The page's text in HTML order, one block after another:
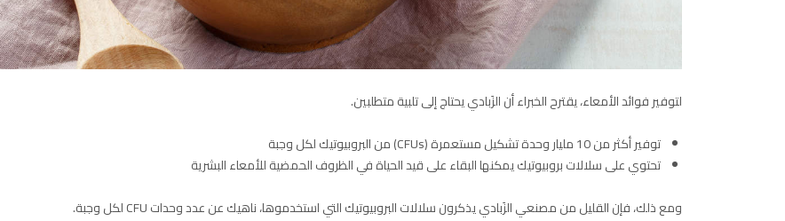
لتوفير فوائد الأمعاء، يقترح الخبراء أن الزَبادي يحتاج إلى تلبية متطلبين.
توفير أكثر من 10 مليار وحدة تشكيل مستعمرة (CFUs) من البروبيوتيك لكل وجبة
تحتوي على سلالات بروبيوتيك يمكنها البقاء على قيد الحياة في الظروف الحمضية للأمعاء البشرية
ومع ذلك، فإن القليل من مصنعي الزَبادي يذكرون سلالات البروبيوتيك التي استخدموها، ناهيك عن عدد وحدات CFU لكل وجبة.